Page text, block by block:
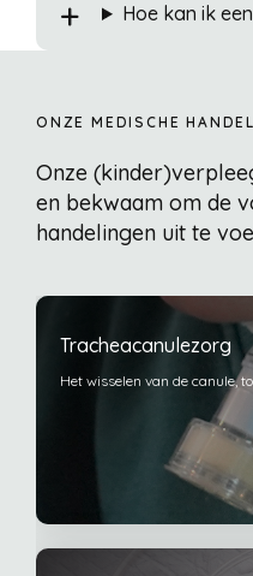
Hoe kan ik
ONZE MEDISCHE
Onze
en bekwaam om de
handelingen uit te
Tracheacanulezorg
Het wisselen van de canule,